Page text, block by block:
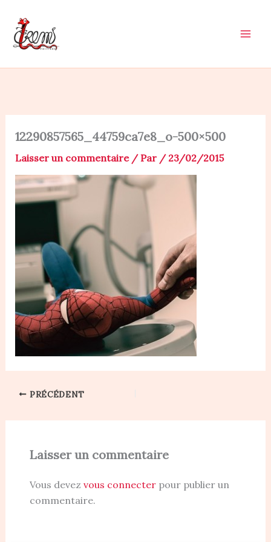
contenu
12290857565_44759ca7e8_o-500×500
Laisser un commentaire / Par / 23/02/2015
PRÉCÉDENT
Laisser un commentaire
Vous devez vous connecterpour publier un
commentaire.